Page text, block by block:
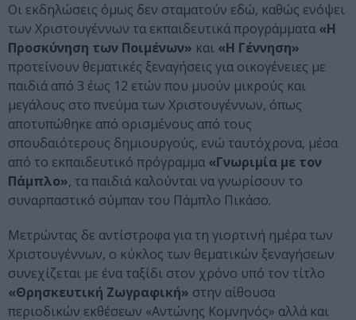
Οι εκδηλώσεις όμως δεν σταματούν εδώ, καθώς ενόψει
των Χριστουγέννων τα εκπαιδευτικά προγράμματα «Η
Προσκύνηση των Ποιμένων» και «Η Γέννηση»
προτείνουν θεματικές ξεναγήσεις για οικογένειες με
παιδιά από 3 έως 12 ετών που μυούν μικρούς και
μεγάλους στο πνεύμα των Χριστουγέννων, όπως
αποτυπώθηκε από ορισμένους από τους
σπουδαιότερους δημιουργούς, ενώ ταυτόχρονα, μέσα
από το εκπαιδευτικό πρόγραμμα «Γνωριμία με τον
Πάμπλο», τα παιδιά καλούνται να γνωρίσουν το
συναρπαστικό σύμπαν του Πάμπλο Πικάσο.
Μετρώντας δε αντίστροφα για τη γιορτινή ημέρα των
Χριστουγέννων, ο κύκλος των θεματικών ξεναγήσεων
συνεχίζεται με ένα ταξίδι στον χρόνο υπό τον τίτλο
«Θρησκευτική Ζωγραφική» στην αίθουσα
περιοδικών εκθέσεων «Αντώνης Κομνηνός» αλλά και